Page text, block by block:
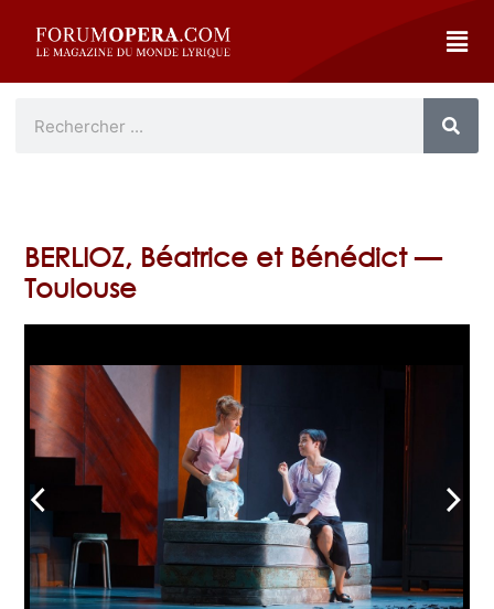
BERLIOZ, Béatrice et Bénédict —
Toulouse
arrow_back_ios arrow_forward_ios